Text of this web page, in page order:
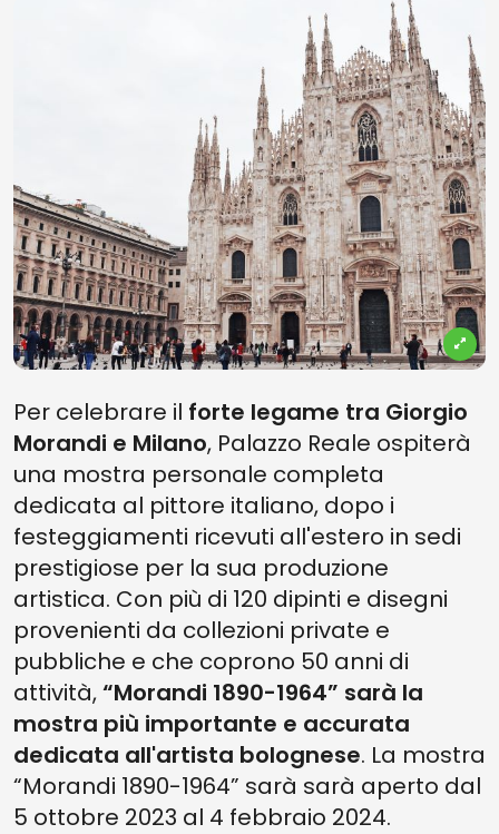
Per celebrare il forte legame tra Giorgio
Morandi e Milano, Palazzo Reale ospiterà
una mostra personale completa
dedicata al pittore italiano, dopo i
festeggiamenti ricevuti all'estero in sedi
prestigiose per la sua produzione
artistica. Con più di 120 dipinti e disegni
provenienti da collezioni private e
pubbliche e che coprono 50 anni di
attività,“Morandi 1890-1964” sarà la
mostra più importante e accurata
dedicata all'artista bolognese. La mostra
“Morandi 1890-1964” sarà sarà aperto dal
5 ottobre 2023 al 4 febbraio 2024.